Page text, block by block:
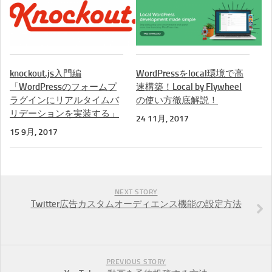
knockout.js入門編
「WordPressのフォームプ
ラグインにリアルタイムバ
リデーションを実装する」
15 9月, 2017
WordPressをlocal環境で高
速構築！Local by Flywheel
の使い方徹底解説！
24 11月, 2017
NEXT STORY
Twitter広告カスタムオーディエンス機能の設定方法
PREVIOUS STORY